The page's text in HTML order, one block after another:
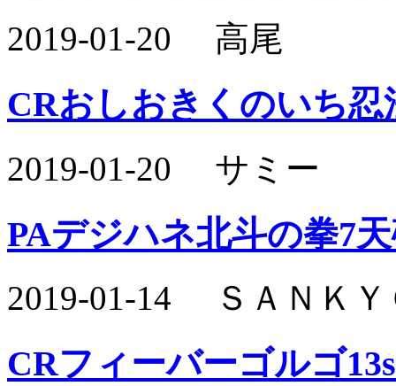
2019-01-20 高尾
CRおしおきくのいち忍
2019-01-20 サミー
PAデジハネ北斗の拳7
2019-01-14 ＳＡＮＫ
CRフィーバーゴルゴ